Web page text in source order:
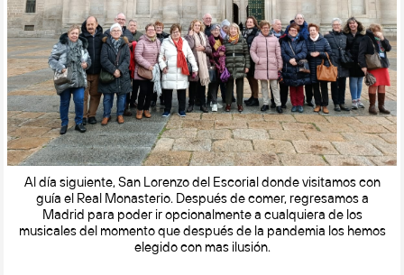
Al día siguiente, San Lorenzo del Escorial donde visitamos con
guía el Real Monasterio. Después de comer, regresamos a
Madrid para poder ir opcionalmente a cualquiera de los
musicales del momento que después de la pandemia los hemos
elegido con mas ilusión.